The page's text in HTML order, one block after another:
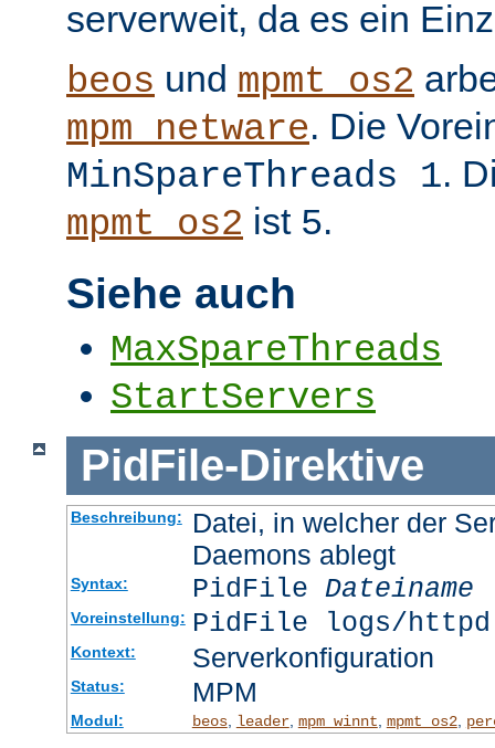
serverweit, da es ein
beos und mpmt_os2
mpm_netware. Die
MinSpareThreads 1.
mpmt_os2 ist 5.
Siehe auch
MaxSpareThreads
StartServers
PidFile-Direktive
Beschreibung:
Datei, in welcher der
Daemons ablegt
Syntax: PidFile Dateiname
Voreinstellung: PidFile logs/
Kontext: Serverkonfiguration
Status: MPM
Modul: beos, leader, mpm_winnt mpmt_os2,